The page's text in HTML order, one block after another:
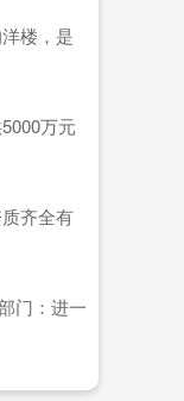
楼，是
万元
齐全有
门：进一